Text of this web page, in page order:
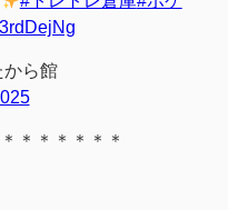
ら館
＊＊＊＊＊＊